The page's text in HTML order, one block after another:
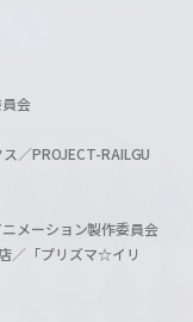
会
／PROJECT-RAILGU
メーション製作委員会
／「プリズマ☆イリ